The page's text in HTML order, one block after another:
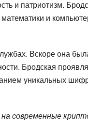
и патриотизм.
математики и
Вскоре она
Бродская
уникальных
современные